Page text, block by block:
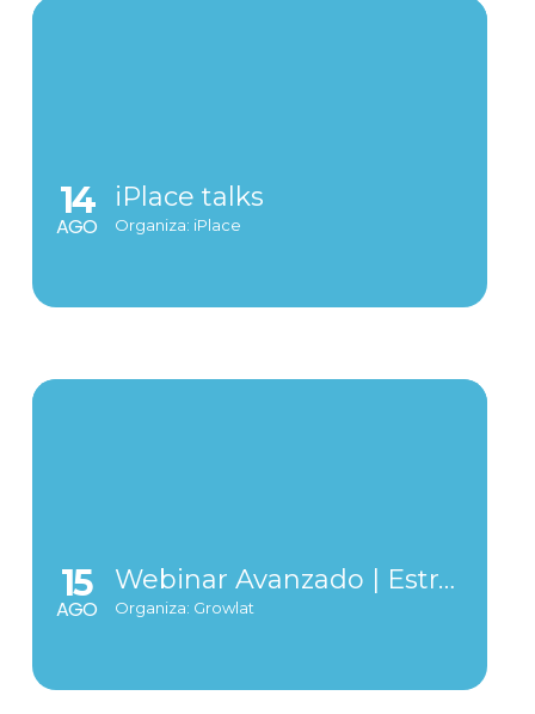
14
AGO
iPlace talks
Organiza: iPlace
15
AGO
Webinar Avanzado | Estrategias para segmentar y personalizar
Organiza: Growlat